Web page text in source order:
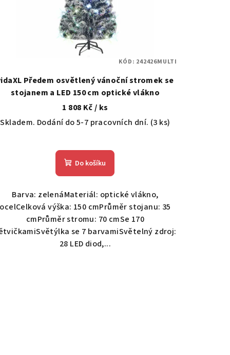
Předem osvětlený vánoční stromek se
stojanem a LED 150 cm optické vlákno
1 808 Kč/ ks
Skladem. Dodání do 5-7 pracovních dní. (3 ks)
Do košíku
Barva: zelenáMateriál: optické vlákno,
ocelCelková výška: 150 cmPrůměr stojanu: 35
cmPrůměr stromu: 70 cmSe 170
se 7 barvamiSvětelný zdroj:
28 LED diod,...
KÓD: 242426MULTI